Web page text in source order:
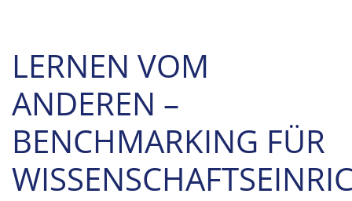
LERNEN VOM
ANDEREN –
BENCHMARKING FÜR